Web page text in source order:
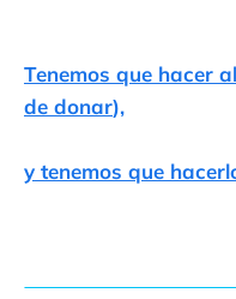
Tenemos que hacer
de donar),
y tenemos que